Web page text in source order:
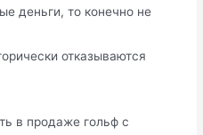
деньги, то конечно не
отказываются
в продаже гольф с